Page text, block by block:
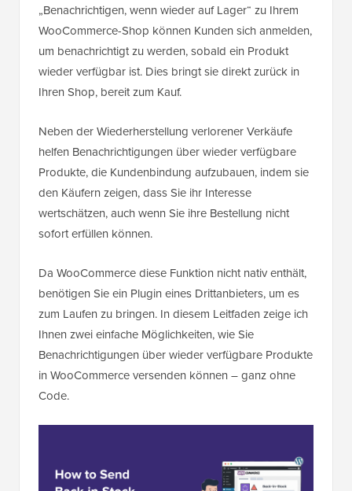
„Benachrichtigen, wenn wieder auf Lager“ zu Ihrem
WooCommerce-Shop können Kunden sich anmelden,
um benachrichtigt zu werden, sobald ein Produkt
wieder verfügbar ist. Dies bringt sie direkt zurück in
Ihren Shop, bereit zum Kauf.
Neben der Wiederherstellung verlorener Verkäufe
helfen Benachrichtigungen über wieder verfügbare
Produkte, die Kundenbindung aufzubauen, indem sie
den Käufern zeigen, dass Sie ihr Interesse
wertschätzen, auch wenn Sie ihre Bestellung nicht
sofort erfüllen können.
Da WooCommerce diese Funktion nicht nativ enthält,
benötigen Sie ein Plugin eines Drittanbieters, um es
zum Laufen zu bringen. In diesem Leitfaden zeige ich
Ihnen zwei einfache Möglichkeiten, wie Sie
Benachrichtigungen über wieder verfügbare Produkte
in WooCommerce versenden können – ganz ohne
Code.